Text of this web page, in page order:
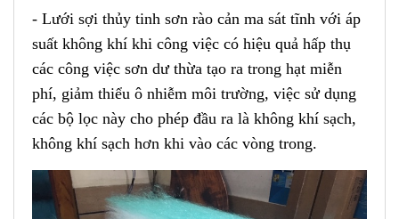
- Lưới sợi thủy tinh sơn rào cản ma sát tĩnh với áp
suất không khí khi công việc có hiệu quả hấp thụ
các công việc sơn dư thừa tạo ra trong hạt miễn
phí, giảm thiểu ô nhiễm môi trường, việc sử dụng
các bộ lọc này cho phép đầu ra là không khí sạch,
không khí sạch hơn khi vào các vòng trong.